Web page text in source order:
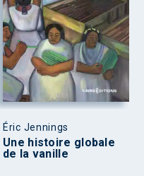
Éric Jennings
Une histoire globale
de la vanille